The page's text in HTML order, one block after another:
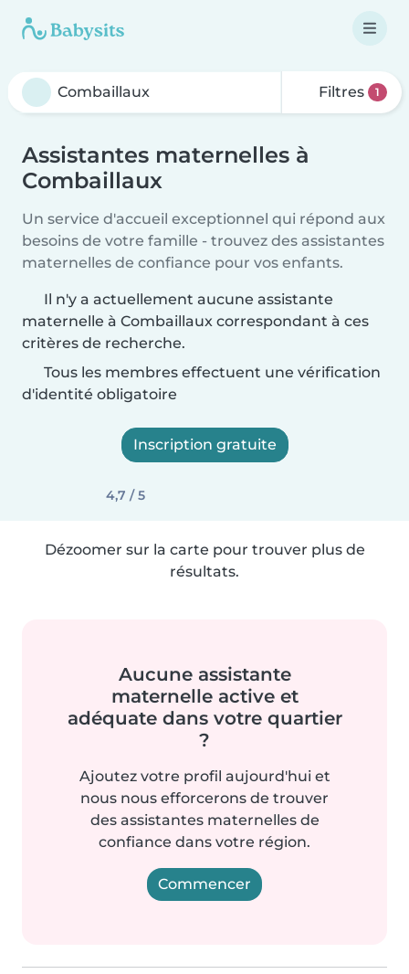
Filtres 1
Assistantes maternelles à
Combaillaux
Un service d'accueil exceptionnel qui répond aux
besoins de votre famille - trouvez des assistantes
maternelles de confiance pour vos enfants.
Il n'y a actuellement aucune assistante
maternelle à Combaillaux correspondant à ces
critères de recherche.
Tous les membres effectuent une vérification
d'identité obligatoire
Inscription gratuite
4,7 / 5
Dézoomer sur la carte pour trouver plus de
résultats.
Aucune assistante
maternelle active et
adéquate dans votre quartier
?
Ajoutez votre profil aujourd'hui et
nous nous efforcerons de trouver
des assistantes maternelles de
confiance dans votre région.
Commencer